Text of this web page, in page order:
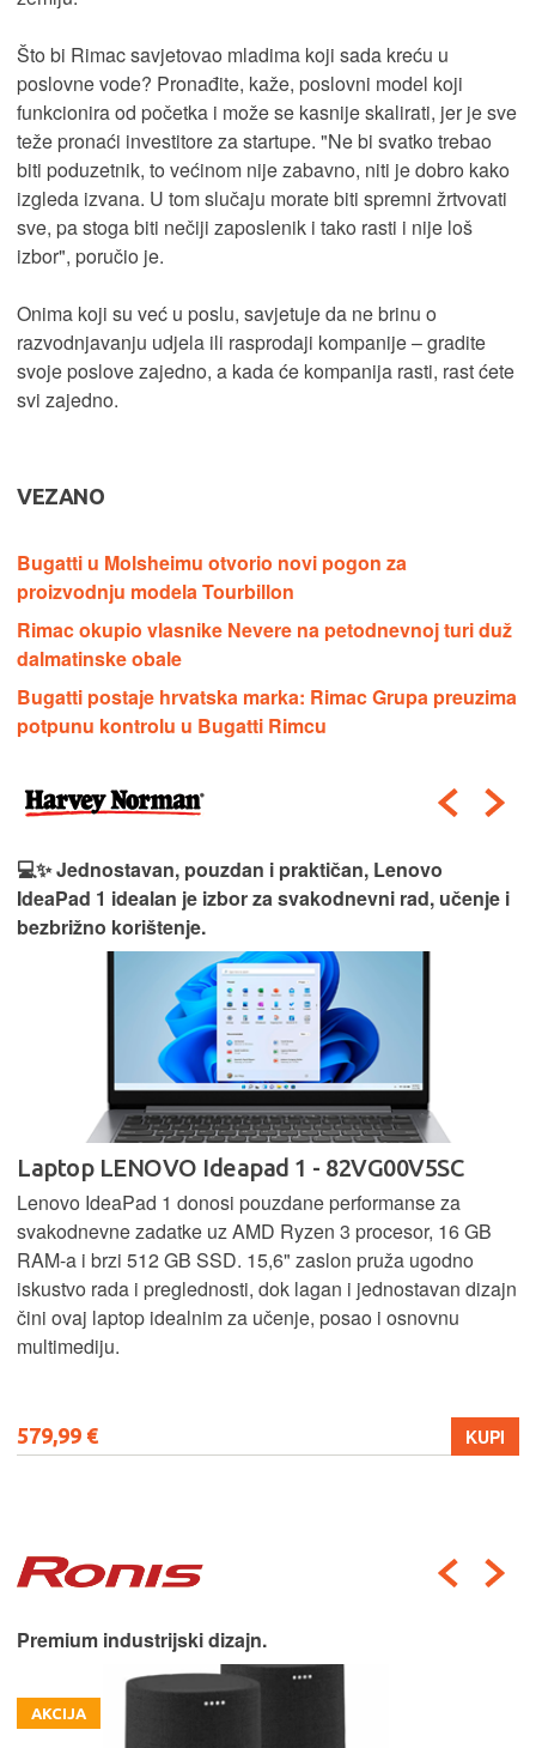
Što bi Rimac savjetovao mladima koji sada kreću u
poslovne vode? Pronađite, kaže, poslovni model koji
funkcionira od početka i može se kasnije skalirati, jer je sve
teže pronaći investitore za startupe. "Ne bi svatko trebao
biti poduzetnik, to većinom nije zabavno, niti je dobro kako
izgleda izvana. U tom slučaju morate biti spremni žrtvovati
sve, pa stoga biti nečiji zaposlenik i tako rasti i nije loš
izbor", poručio je.
Onima koji su već u poslu, savjetuje da ne brinu o
razvodnjavanju udjela ili rasprodaji kompanije – gradite
svoje poslove zajedno, a kada će kompanija rasti, rast ćete
svi zajedno.
VEZANO
Bugatti u Molsheimu otvorio novi pogon za
proizvodnju modela Tourbillon
Rimac okupio vlasnike Nevere na petodnevnoj turi duž
dalmatinske obale
Bugatti postaje hrvatska marka: Rimac Grupa preuzima
potpunu kontrolu u Bugatti Rimcu
💻✨ Jednostavan, pouzdan i praktičan, Lenovo
IdeaPad 1 idealan je izbor za svakodnevni rad, učenje i
bezbrižno korištenje.
Laptop LENOVO Ideapad 1 - 82VG00V5SC
Lenovo IdeaPad 1 donosi pouzdane performanse za
svakodnevne zadatke uz AMD Ryzen 3 procesor, 16 GB
RAM-a i brzi 512 GB SSD. 15,6" zaslon pruža ugodno
iskustvo rada i preglednosti, dok lagan i jednostavan dizajn
čini ovaj laptop idealnim za učenje, posao i osnovnu
multimediju.
579,99 € KUPI
Premium industrijski dizajn.
AKCIJA